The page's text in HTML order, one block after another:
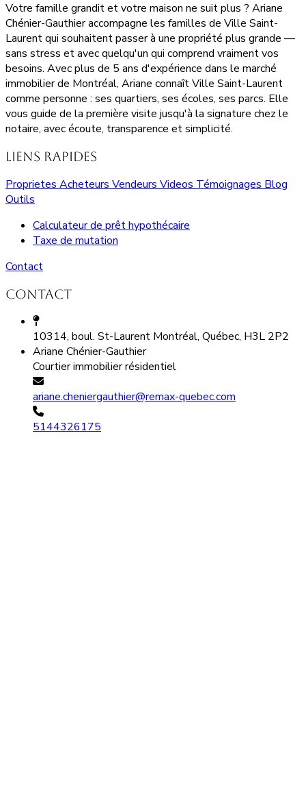
Votre famille grandit et votre maison ne suit plus ? Ariane
Chénier-Gauthier accompagne les familles de Ville Saint-
Laurent qui souhaitent passer à une propriété plus grande —
sans stress et avec quelqu'un qui comprend vraiment vos
besoins. Avec plus de 5 ans d'expérience dans le marché
immobilier de Montréal, Ariane connaît Ville Saint-Laurent
comme personne : ses quartiers, ses écoles, ses parcs. Elle
vous guide de la première visite jusqu'à la signature chez le
notaire, avec écoute, transparence et simplicité.
Liens rapides
Proprietes Acheteurs Vendeurs Videos Témoignages Blog
Outils
Calculateur de prêt hypothécaire
Taxe de mutation
Contact
Contact
10314, boul. St-Laurent Montréal, Québec, H3L 2P2
Ariane Chénier-Gauthier
Courtier immobilier résidentiel
ariane.cheniergauthier@remax-quebec.com
5144326175